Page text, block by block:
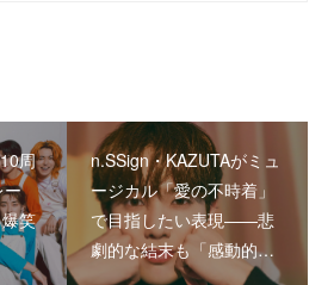
周
ー
笑
n.SSign・KAZUTAがミュ
ージカル「愛の不時着」
で目指したい表現――悲
劇的な結末も「感動的…